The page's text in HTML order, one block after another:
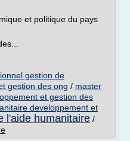
et politique du pays
gestion de
gestion des ong / master
et gestion des
developpement et
l'aide humanitaire /